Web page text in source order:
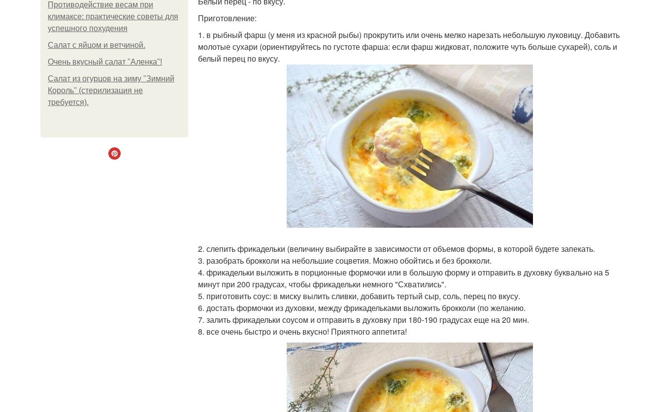
Противодействие весам при
климаксе: практические советы для
успешного похудения
Салат с яйцом и ветчиной.
Очень вкусный салат "Аленка"!
Салат из огурцов на зиму "Зимний
Король" (стерилизация не
требуется).
Приготовление:
1. в рыбный фарш (у меня из красной рыбы) прокрутить или очень мелко нарезать небольшую луковицу. Добавить
молотые сухари (ориентируйтесь по густоте фарша: если фарш жидковат, положите чуть больше сухарей), соль и
белый перец по вкусу.
2. слепить фрикадельки (величину выбирайте в зависимости от объемов формы, в которой будете запекать.
3. разобрать брокколи на небольшие соцветия. Можно обойтись и без брокколи.
4. фрикадельки выложить в порционные формочки или в большую форму и отправить в духовку буквально на 5
минут при 200 градусах, чтобы фрикадельки немного "Схватились".
5. приготовить соус: в миску вылить сливки, добавить тертый сыр, соль, перец по вкусу.
6. достать формочки из духовки, между фрикадельками выложить брокколи (по желанию.
7. залить фрикадельки соусом и отправить в духовку при 180-190 градусах еще на 20 мин.
8. все очень быстро и очень вкусно! Приятного аппетита!